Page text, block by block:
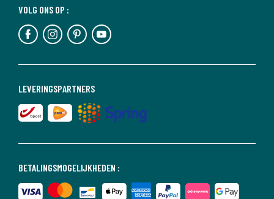
BETALINGSMOGELIJKHEDEN :
LEVERINGSPARTNERS
VOLG ONS OP :